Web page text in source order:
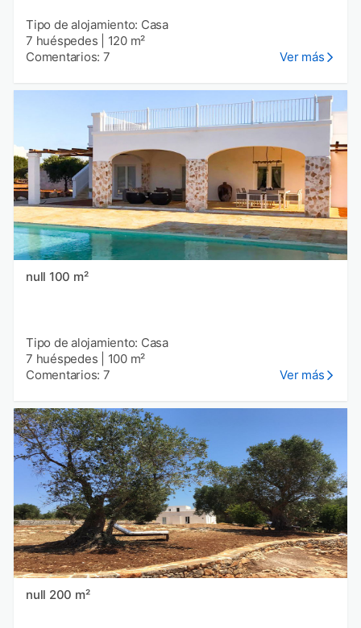
Tipo de alojamiento: Casa
7 huéspedes
120 m²
Comentarios: 7
Ver más
null 100 m²
Tipo de alojamiento: Casa
7 huéspedes
100 m²
Comentarios: 7
Ver más
null 200 m²